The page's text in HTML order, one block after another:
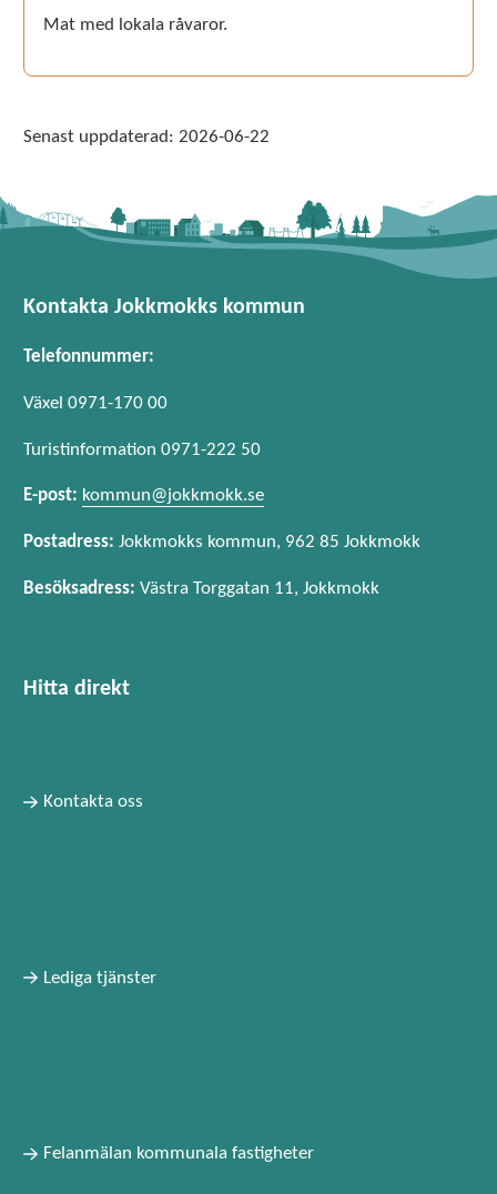
Mat med lokala råvaror.
Senast uppdaterad: 2026-06-22
Kontakta Jokkmokks kommun
Telefonnummer:
Växel 0971-170 00
Turistinformation 0971-222 50
E-post: kommun@jokkmokk.se
Postadress: Jokkmokks kommun, 962 85 Jokkmokk
Besöksadress: Västra Torggatan 11, Jokkmokk
Hitta direkt
Kontakta oss
Lediga tjänster
Felanmälan kommunala fastigheter